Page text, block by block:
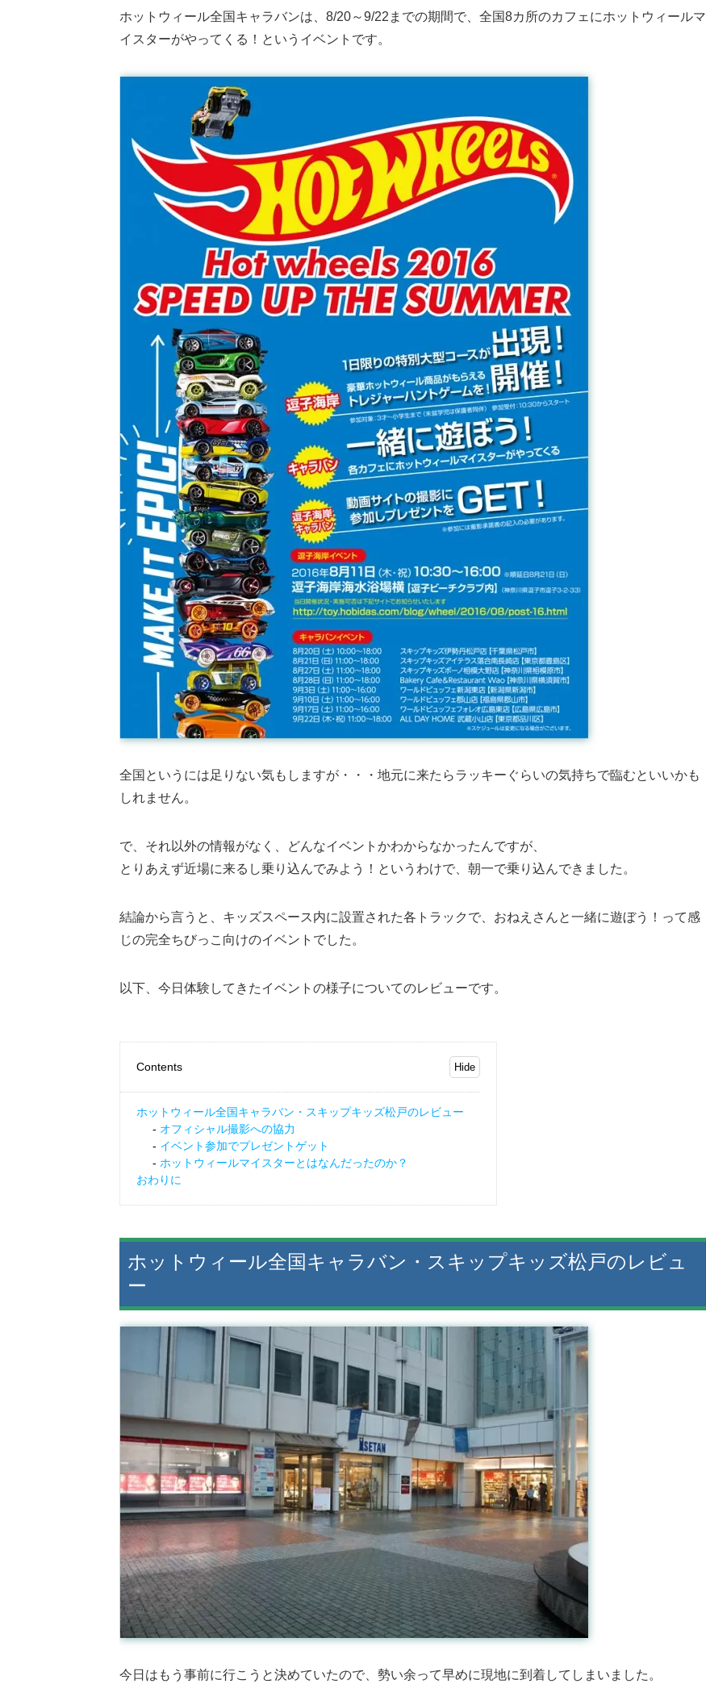
ホットウィール全国キャラバンは、8/20～9/22までの期間で、全国8カ所のカフェにホットウィールマ
イスターがやってくる！というイベントです。
全国というには足りない気もしますが・・・地元に来たらラッキーぐらいの気持ちで臨むといいかも
しれません。
で、それ以外の情報がなく、どんなイベントかわからなかったんですが、
とりあえず近場に来るし乗り込んでみよう！というわけで、朝一で乗り込んできました。
結論から言うと、キッズスペース内に設置された各トラックで、おねえさんと一緒に遊ぼう！って感
じの完全ちびっこ向けのイベントでした。
以下、今日体験してきたイベントの様子についてのレビューです。
Contents
ホットウィール全国キャラバン・スキップキッズ松戸のレビュー
オフィシャル撮影への協力
イベント参加でプレゼントゲット
ホットウィールマイスターとはなんだったのか？
おわりに
ホットウィール全国キャラバン・スキップキッズ松戸のレビュ
ー
今日はもう事前に行こうと決めていたので、勢い余って早めに現地に到着してしまいました。